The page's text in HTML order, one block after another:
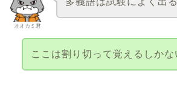
オオカミ君
ここは割り切って覚えるしかな